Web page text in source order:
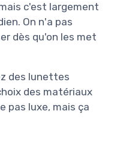
c'est largement
On n'a pas
dès qu'on les met
des lunettes
des matériaux
pas luxe, mais ça